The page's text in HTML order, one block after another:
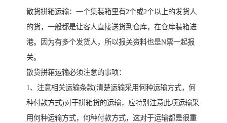
散货拼箱运输：一个集装箱里有2个或2个以上的发货人
的货，一般都是让客人直接送货到仓库，在仓库装箱进
港。因为有多个发货人，所以报关资料也是N票一起报
关。
散货拼箱运输必须注意的事项：
1、注意相关运输条款(清楚运输采用何种运输方式，何
种付款方式)对于拼箱货的运输，应特别注意此项运输采
用何种运输方式，何种付款方式，这对于运输都是很重